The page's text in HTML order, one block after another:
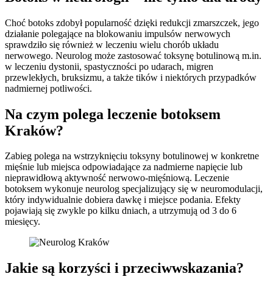
Choć botoks zdobył popularność dzięki redukcji zmarszczek, jego
działanie polegające na blokowaniu impulsów nerwowych
sprawdziło się również w leczeniu wielu chorób układu
nerwowego. Neurolog może zastosować toksynę botulinową m.in.
w leczeniu dystonii, spastyczności po udarach, migren
przewlekłych, bruksizmu, a także tików i niektórych przypadków
nadmiernej potliwości.
Na czym polega leczenie botoksem
Kraków?
Zabieg polega na wstrzyknięciu toksyny botulinowej w konkretne
mięśnie lub miejsca odpowiadające za nadmierne napięcie lub
nieprawidłową aktywność nerwowo-mięśniową. Leczenie
botoksem wykonuje neurolog specjalizujący się w neuromodulacji,
który indywidualnie dobiera dawkę i miejsce podania. Efekty
pojawiają się zwykle po kilku dniach, a utrzymują od 3 do 6
miesięcy.
Jakie są korzyści i przeciwwskazania?